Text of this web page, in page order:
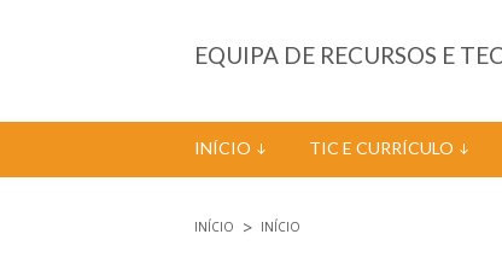
EQUIPA DE RECURSOS E
INÍCIO TIC E CURRÍCULO
INÍCIO INÍCIO